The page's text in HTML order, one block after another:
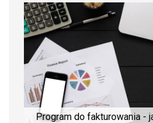
Program do fakturowania -